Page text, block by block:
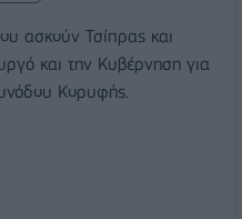
ασκούν Τσίπρας και
και την Κυβέρνηση για
Κορυφής.